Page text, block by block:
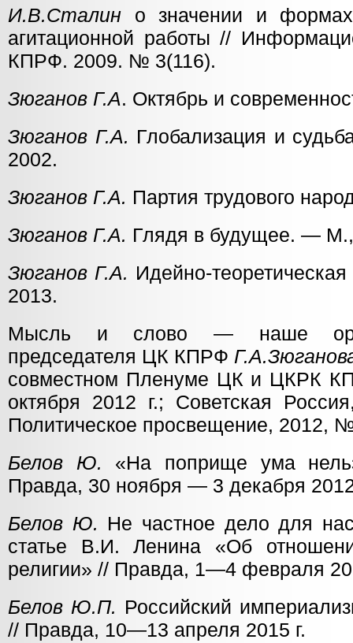
И.В.Сталин о значении и формах
агитационной работы //
КПРФ. 2009. № 3(116).
Зюганов Г.А. Октябрь и
Зюганов Г.А. Глобализация и
2002.
Зюганов Г.А. Партия трудового
Зюганов Г.А. Глядя в будущее. —
Зюганов Г.А. Идейно-
2013.
Мысль и слово — наше
председателя ЦК КПРФ
совместном Пленуме ЦК и ЦКРК
октября 2012 г.; Советская
Политическое просвещение, 2012,
Белов Ю. «На поприще ума
Правда, 30 ноября — 3 декабря 2012
Белов Ю. Не частное дело для
статье В.И. Ленина «Об
религии» // Правда, 1—4 февраля
Белов Ю.П. Российский
// Правда, 10—13 апреля 2015 г.